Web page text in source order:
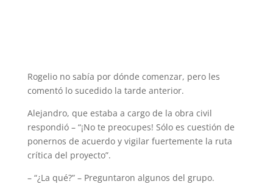
Rogelio no sabía por dónde comenzar, pero les
comentó lo sucedido la tarde anterior.
Alejandro, que estaba a cargo de la obra civil
respondió – “¡No te preocupes! Sólo es cuestión de
ponernos de acuerdo y vigilar fuertemente la ruta
crítica del proyecto”.
– “¿La qué?” – Preguntaron algunos del grupo.